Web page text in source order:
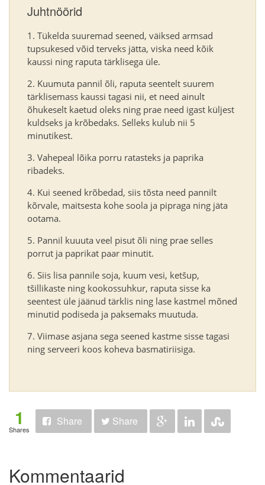
Juhtnöörid
Tükelda suuremad seened, väiksed armsad
tupsukesed võid terveks jätta, viska need kõik
kaussi ning raputa tärklisega üle.
Kuumuta pannil õli, raputa seentelt suurem
tärklisemass kaussi tagasi nii, et need ainult
õhukeselt kaetud oleks ning prae need igast küljest
kuldseks ja krõbedaks. Selleks kulub nii 5
minutikest.
Vahepeal lõika porru ratasteks ja paprika
ribadeks.
Kui seened krõbedad, siis tõsta need pannilt
kõrvale, maitsesta kohe soola ja pipraga ning jäta
ootama.
Pannil kuuuta veel pisut õli ning prae selles
porrut ja paprikat paar minutit.
Siis lisa pannile soja, kuum vesi, ketšup,
tšillikaste ning kookossuhkur, raputa sisse ka
seentest üle jäänud tärklis ning lase kastmel mõned
minutid podiseda ja paksemaks muutuda.
Viimase asjana sega seened kastme sisse tagasi
ning serveeri koos koheva basmatiriisiga.
1
Shares
Share Share
Kommentaarid